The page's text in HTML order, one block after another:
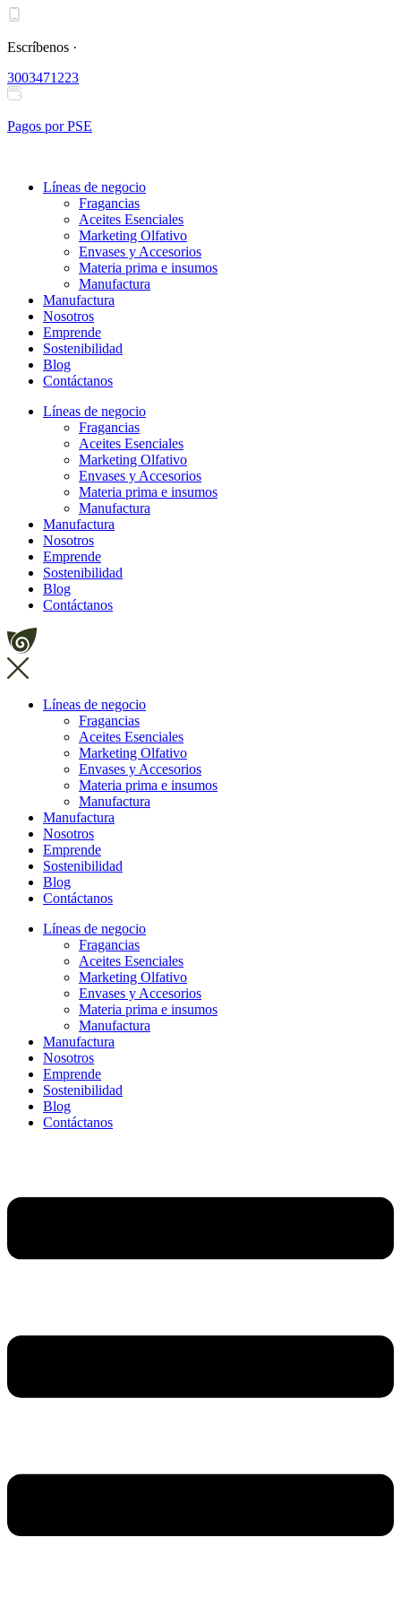
Ir
contenido
Escríbenos ·
3003471223
Pagos por PSE
Líneas de negocio
Fragancias
Aceites Esenciales
Marketing Olfativo
Envases y Accesorios
Materia prima e insumos
Manufactura
Manufactura
Nosotros
Emprende
Sostenibilidad
Blog
Contáctanos
Líneas de negocio
Fragancias
Aceites Esenciales
Marketing Olfativo
Envases y Accesorios
Materia prima e insumos
Manufactura
Manufactura
Nosotros
Emprende
Sostenibilidad
Blog
Contáctanos
Líneas de negocio
Fragancias
Aceites Esenciales
Marketing Olfativo
Envases y Accesorios
Materia prima e insumos
Manufactura
Manufactura
Nosotros
Emprende
Sostenibilidad
Blog
Contáctanos
Líneas de negocio
Fragancias
Aceites Esenciales
Marketing Olfativo
Envases y Accesorios
Materia prima e insumos
Manufactura
Manufactura
Nosotros
Emprende
Sostenibilidad
Blog
Contáctanos